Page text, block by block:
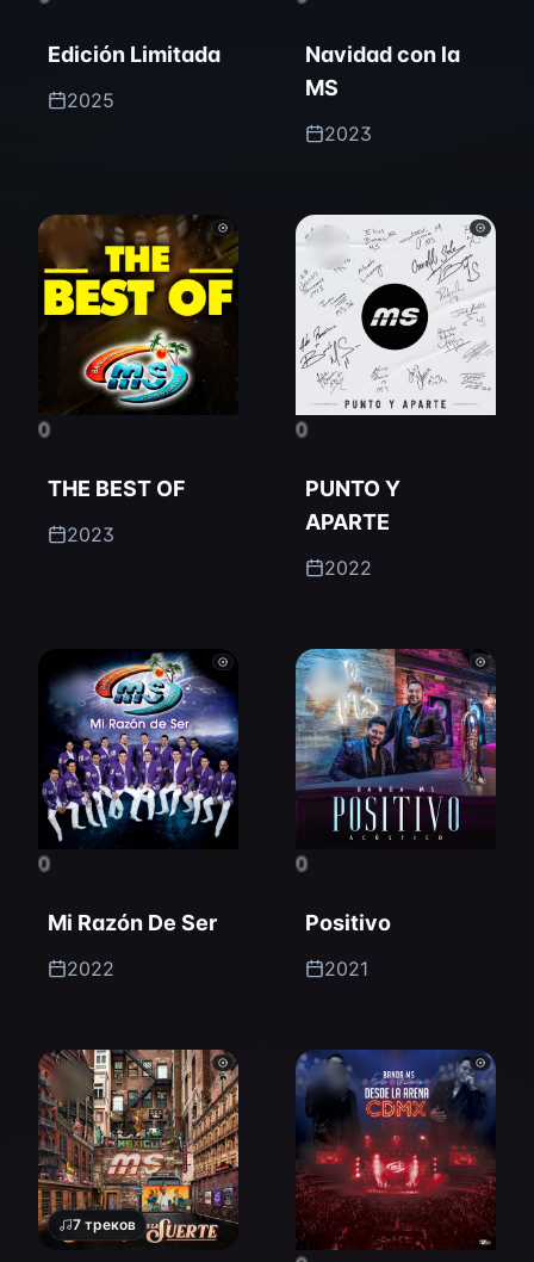
Edición Limitada
2025
Navidad con la
MS
2023
0
THE BEST OF
2023
0
PUNTO Y
APARTE
2022
0
Mi Razón De Ser
2022
0
Positivo
2021
7 треков